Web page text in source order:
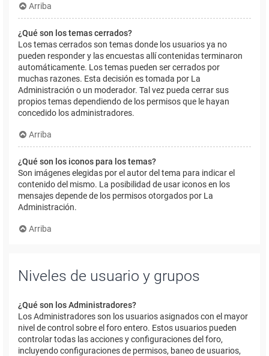
Arriba
¿Qué son los temas cerrados?
Los temas cerrados son temas donde los usuarios ya no
pueden responder y las encuestas allí contenidas terminaron
automáticamente. Los temas pueden ser cerrados por
muchas razones. Esta decisión es tomada por La
Administración o un moderador. Tal vez pueda cerrar sus
propios temas dependiendo de los permisos que le hayan
concedido los administradores.
Arriba
¿Qué son los iconos para los temas?
Son imágenes elegidas por el autor del tema para indicar el
contenido del mismo. La posibilidad de usar iconos en los
mensajes depende de los permisos otorgados por La
Administración.
Arriba
Niveles de usuario y grupos
¿Qué son los Administradores?
Los Administradores son los usuarios asignados con el mayor
nivel de control sobre el foro entero. Estos usuarios pueden
controlar todas las acciones y configuraciones del foro,
incluyendo configuraciones de permisos, baneo de usuarios,